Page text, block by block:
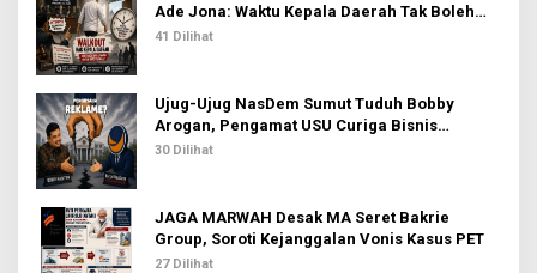
Ade Jona: Waktu Kepala Daerah Tak Boleh
Terbuang Sia-sia
41 Dilihat
Ujug-Ujug NasDem Sumut Tuduh Bobby
Arogan, Pengamat USU Curiga Bisnis
Reklame
30 Dilihat
JAGA MARWAH Desak MA Seret Bakrie
Group, Soroti Kejanggalan Vonis Kasus PET
27 Dilihat